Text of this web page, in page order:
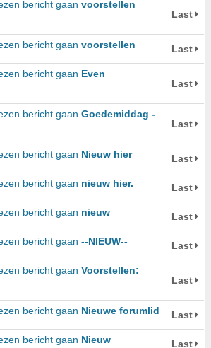
voorstellen
Last
voorstellen Last
Even
Last
Goedemiddag -
Last
Nieuw hier Last
nieuw hier. Last
nieuw Last
--NIEUW-- Last
Voorstellen:
Last
Nieuwe forumlid Last
Nieuw Last